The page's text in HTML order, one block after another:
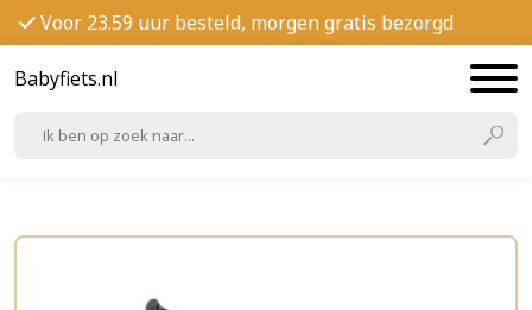
Voor 23.59 uur besteld, morgen gratis bezorgd
Babyfiets.nl